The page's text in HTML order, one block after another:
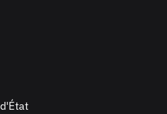
d'État